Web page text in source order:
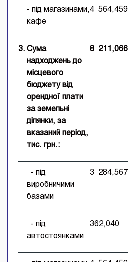
- під магазинами,
кафе
4 564,459
3. Сума
надходжень до
місцевого
бюджету від
орендної плати
за земельні
ділянки , за
вказаний період,
тис. грн.:
8 211,066
- під
виробничими
базами
3 284,567
- під
автостоянками
362,040